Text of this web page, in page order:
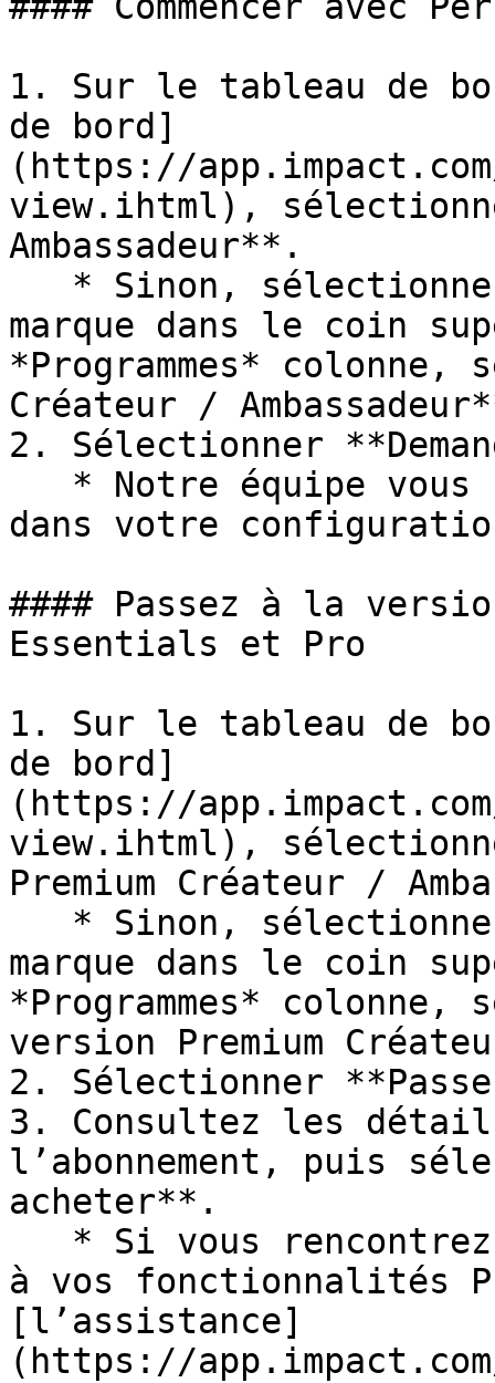
1. Sur le tableau de
de bord]
(https://
view.ihtml),
Ambassadeur**.
marque dans le coin
*Programmes*
Créateur /
2. Sélectionner
dans votre
#### Passez à la
Essentials et Pro
1. Sur le tableau de
de bord]
(https://
view.ihtml),
Premium Créateur /
marque dans le coin
*Programmes*
version Premium
2. Sélectionner
3. Consultez les
l’abonnement, puis
acheter**.
à vos fonctionnalités
[l’assistance]
(https://